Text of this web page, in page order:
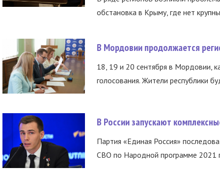
обстановка в Крыму, где нет
В Мордовии продолжается
18, 19 и 20 сентября в Мордовии,
голосования. Жители республики
В России запускают
Партия «Единая Россия»
СВО по Народной программе 2021